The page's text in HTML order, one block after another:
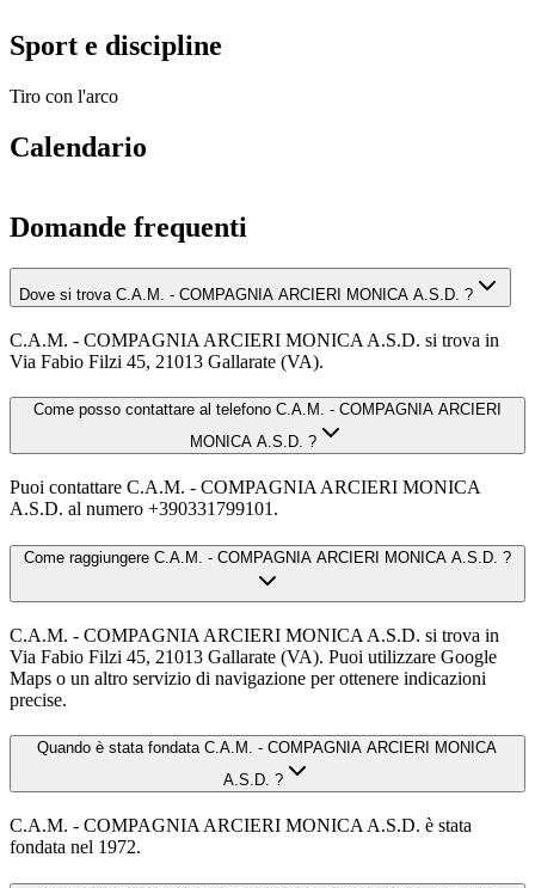
Sport e discipline
Tiro con l'arco
Calendario
Domande frequenti
Dove si trova C.A.M. - COMPAGNIA ARCIERI MONICA A.S.D. ?
C.A.M. - COMPAGNIA ARCIERI MONICA A.S.D. si trova in
Via Fabio Filzi 45, 21013 Gallarate (VA).
Come posso contattare al telefono C.A.M. - COMPAGNIA ARCIERI
MONICA A.S.D. ?
Puoi contattare C.A.M. - COMPAGNIA ARCIERI MONICA
A.S.D. al numero +390331799101.
Come raggiungere C.A.M. - COMPAGNIA ARCIERI MONICA A.S.D. ?
C.A.M. - COMPAGNIA ARCIERI MONICA A.S.D. si trova in
Via Fabio Filzi 45, 21013 Gallarate (VA). Puoi utilizzare Google
Maps o un altro servizio di navigazione per ottenere indicazioni
precise.
Quando è stata fondata C.A.M. - COMPAGNIA ARCIERI MONICA
A.S.D. ?
C.A.M. - COMPAGNIA ARCIERI MONICA A.S.D. è stata
fondata nel 1972.